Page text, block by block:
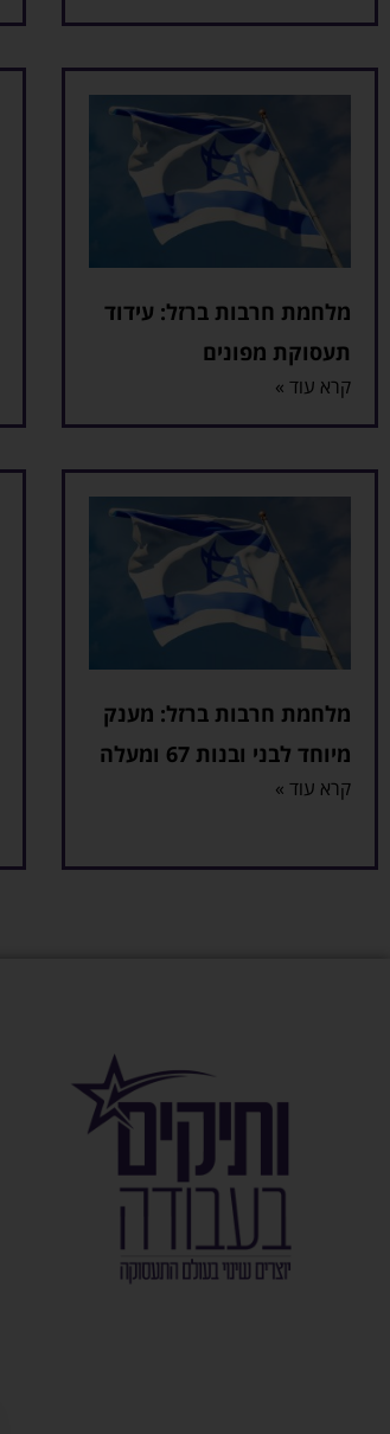
מלחמת חרבות ברזל: עידוד
תעסוקת מפונים
קרא עוד »
מלחמת חרבות ברזל: מענק
מיוחד לבני ובנות 67 ומעלה
קרא עוד »